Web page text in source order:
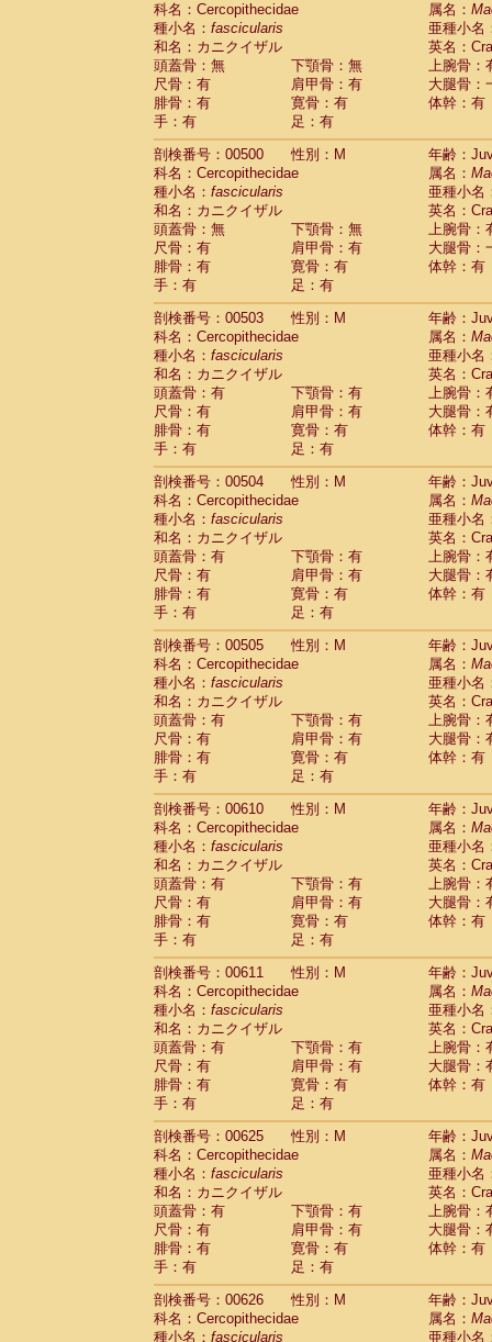
科名：Cercopithecidae
属名：
種小名： fascicularis
亜種小名
和名：カニクイザル
英名：
頭蓋骨：無
下顎骨：無
上腕骨：
尺骨：有
肩甲骨：有
大腿骨：
腓骨：有
寛骨：有
体幹：有
手：有
足：有
剖検番号：00500
性別：M
年齢：
科名：Cercopithecidae
属名：
種小名： fascicularis
亜種小名
和名：カニクイザル
英名：
頭蓋骨：無
下顎骨：無
上腕骨：
尺骨：有
肩甲骨：有
大腿骨：
腓骨：有
寛骨：有
体幹：有
手：有
足：有
剖検番号：00503
性別：M
年齢：
科名：Cercopithecidae
属名：
種小名： fascicularis
亜種小名
和名：カニクイザル
英名：
頭蓋骨：有
下顎骨：有
上腕骨：
尺骨：有
肩甲骨：有
大腿骨：
腓骨：有
寛骨：有
体幹：有
手：有
足：有
剖検番号：00504
性別：M
年齢：
科名：Cercopithecidae
属名：
種小名： fascicularis
亜種小名
和名：カニクイザル
英名：
頭蓋骨：有
下顎骨：有
上腕骨：
尺骨：有
肩甲骨：有
大腿骨：
腓骨：有
寛骨：有
体幹：有
手：有
足：有
剖検番号：00505
性別：M
年齢：
科名：Cercopithecidae
属名：
種小名： fascicularis
亜種小名
和名：カニクイザル
英名：
頭蓋骨：有
下顎骨：有
上腕骨：
尺骨：有
肩甲骨：有
大腿骨：
腓骨：有
寛骨：有
体幹：有
手：有
足：有
剖検番号：00610
性別：M
年齢：
科名：Cercopithecidae
属名：
種小名： fascicularis
亜種小名
和名：カニクイザル
英名：
頭蓋骨：有
下顎骨：有
上腕骨：
尺骨：有
肩甲骨：有
大腿骨：
腓骨：有
寛骨：有
体幹：有
手：有
足：有
剖検番号：00611
性別：M
年齢：
科名：Cercopithecidae
属名：
種小名： fascicularis
亜種小名
和名：カニクイザル
英名：
頭蓋骨：有
下顎骨：有
上腕骨：
尺骨：有
肩甲骨：有
大腿骨：
腓骨：有
寛骨：有
体幹：有
手：有
足：有
剖検番号：00625
性別：M
年齢：
科名：Cercopithecidae
属名：
種小名： fascicularis
亜種小名
和名：カニクイザル
英名：
頭蓋骨：有
下顎骨：有
上腕骨：
尺骨：有
肩甲骨：有
大腿骨：
腓骨：有
寛骨：有
体幹：有
手：有
足：有
剖検番号：00626
性別：M
年齢：
科名：Cercopithecidae
属名：
種小名： fascicularis 亜種小名